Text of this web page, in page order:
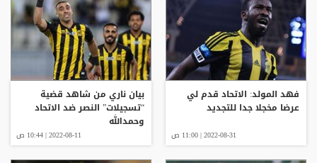
فهد المولد: الاتحاد قدم لي
عرضا مخجلا جدا للتجديد
2022-08-31 | 11:00 ص
بيان ناري من شاهد قضية
“تسجيلات” النصر ضد الاتحاد
وحمدالله
2022-08-11 | 10:44 ص